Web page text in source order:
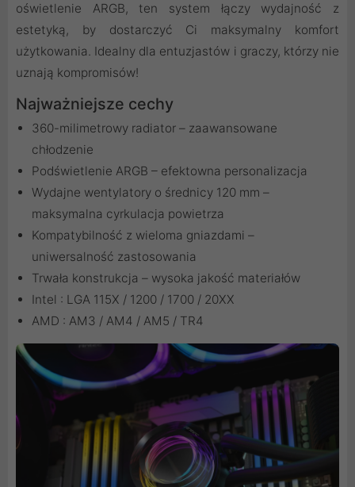
oświetlenie ARGB, ten system łączy wydajność z
estetyką, by dostarczyć Ci maksymalny komfort
użytkowania. Idealny dla entuzjastów i graczy, którzy nie
uznają kompromisów!
Najważniejsze cechy
360-milimetrowy radiator – zaawansowane
chłodzenie
Podświetlenie ARGB – efektowna personalizacja
Wydajne wentylatory o średnicy 120 mm –
maksymalna cyrkulacja powietrza
Kompatybilność z wieloma gniazdami –
uniwersalność zastosowania
Trwała konstrukcja – wysoka jakość materiałów
Intel : LGA 115X / 1200 / 1700 / 20XX
AMD : AM3 / AM4 / AM5 / TR4